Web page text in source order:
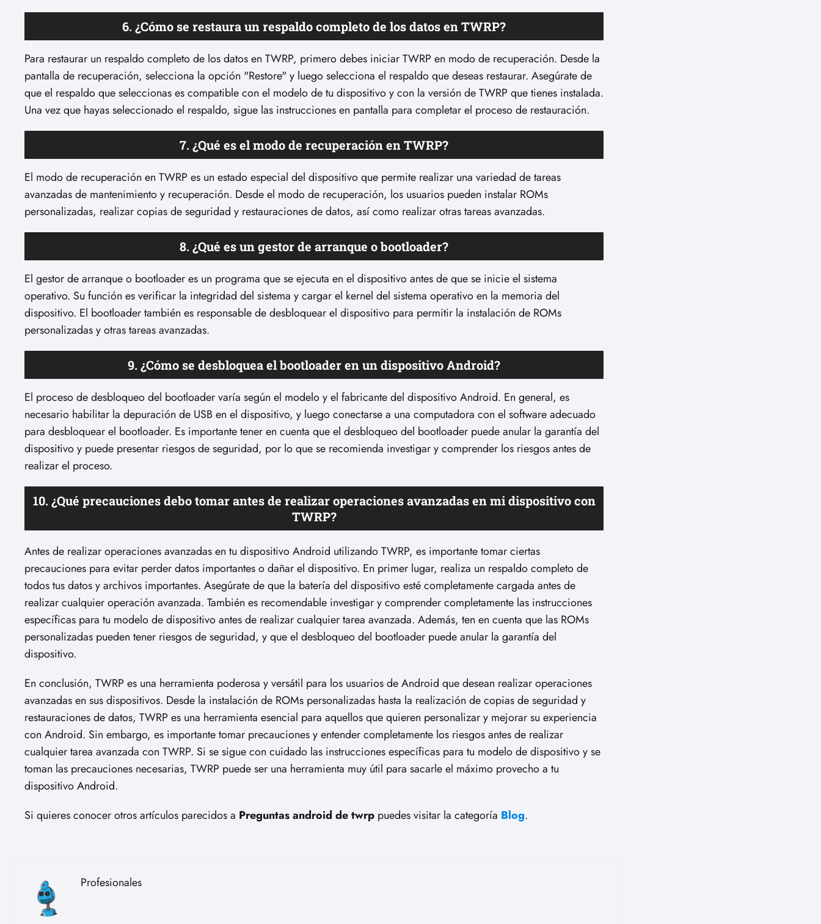
6. ¿Cómo se restaura un respaldo completo de los datos en TWRP?
Para restaurar un respaldo completo de los datos en TWRP, primero debes iniciar TWRP en modo de recuperación. Desde la
pantalla de recuperación, selecciona la opción "Restore" y luego selecciona el respaldo que deseas restaurar. Asegúrate de
que el respaldo que seleccionas es compatible con el modelo de tu dispositivo y con la versión de TWRP que tienes instalada.
Una vez que hayas seleccionado el respaldo, sigue las instrucciones en pantalla para completar el proceso de restauración.
7. ¿Qué es el modo de recuperación en TWRP?
El modo de recuperación en TWRP es un estado especial del dispositivo que permite realizar una variedad de tareas
avanzadas de mantenimiento y recuperación. Desde el modo de recuperación, los usuarios pueden instalar ROMs
personalizadas, realizar copias de seguridad y restauraciones de datos, así como realizar otras tareas avanzadas.
8. ¿Qué es un gestor de arranque o bootloader?
El gestor de arranque o bootloader es un programa que se ejecuta en el dispositivo antes de que se inicie el sistema
operativo. Su función es verificar la integridad del sistema y cargar el kernel del sistema operativo en la memoria del
dispositivo. El bootloader también es responsable de desbloquear el dispositivo para permitir la instalación de ROMs
personalizadas y otras tareas avanzadas.
9. ¿Cómo se desbloquea el bootloader en un dispositivo Android?
El proceso de desbloqueo del bootloader varía según el modelo y el fabricante del dispositivo Android. En general, es
necesario habilitar la depuración de USB en el dispositivo, y luego conectarse a una computadora con el software adecuado
para desbloquear el bootloader. Es importante tener en cuenta que el desbloqueo del bootloader puede anular la garantía del
dispositivo y puede presentar riesgos de seguridad, por lo que se recomienda investigar y comprender los riesgos antes de
realizar el proceso.
10. ¿Qué precauciones debo tomar antes de realizar operaciones avanzadas en mi dispositivo con
TWRP?
Antes de realizar operaciones avanzadas en tu dispositivo Android utilizando TWRP, es importante tomar ciertas
precauciones para evitar perder datos importantes o dañar el dispositivo. En primer lugar, realiza un respaldo completo de
todos tus datos y archivos importantes. Asegúrate de que la batería del dispositivo esté completamente cargada antes de
realizar cualquier operación avanzada. También es recomendable investigar y comprender completamente las instrucciones
específicas para tu modelo de dispositivo antes de realizar cualquier tarea avanzada. Además, ten en cuenta que las ROMs
personalizadas pueden tener riesgos de seguridad, y que el desbloqueo del bootloader puede anular la garantía del
dispositivo.
En conclusión, TWRP es una herramienta poderosa y versátil para los usuarios de Android que desean realizar operaciones
avanzadas en sus dispositivos. Desde la instalación de ROMs personalizadas hasta la realización de copias de seguridad y
restauraciones de datos, TWRP es una herramienta esencial para aquellos que quieren personalizar y mejorar su experiencia
con Android. Sin embargo, es importante tomar precauciones y entender completamente los riesgos antes de realizar
cualquier tarea avanzada con TWRP. Si se sigue con cuidado las instrucciones específicas para tu modelo de dispositivo y se
toman las precauciones necesarias, TWRP puede ser una herramienta muy útil para sacarle el máximo provecho a tu
dispositivo Android.
Si quieres conocer otros artículos parecidos a Preguntas android de twrp puedes visitar la categoría Blog.
Profesionales